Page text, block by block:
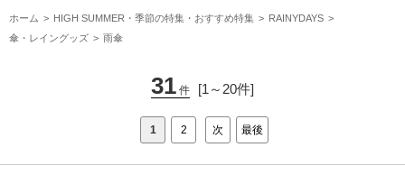
ホーム HIGH SUMMER・季節の特集・おすすめ特集
RAINYDAYS
傘・レイングッズ
雨傘
31 件 [1～20件]
1 2 次 最後